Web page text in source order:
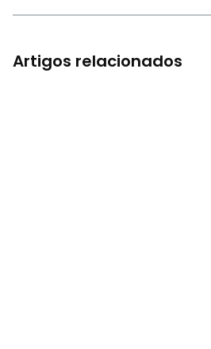
Artigos relacionados